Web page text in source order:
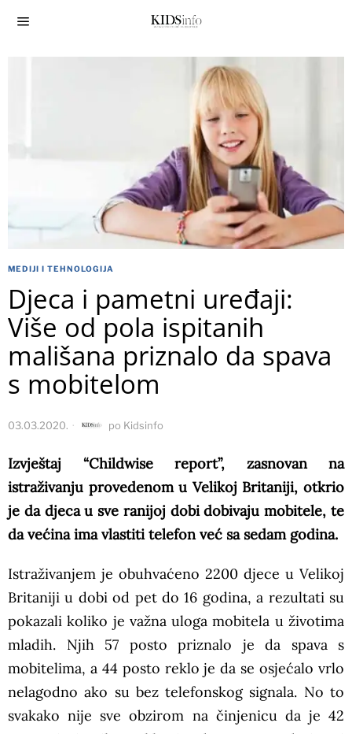
MEDIJI I TEHNOLOGIJA
Djeca i pametni uređaji:
Više od pola ispitanih
mališana priznalo da spava
s mobitelom
03.03.2020. po Kidsinfo
Izvještaj “Childwise report”, zasnovan na
istraživanju provedenom u Velikoj Britaniji, otkrio
je da djeca u sve ranijoj dobi dobivaju mobitele, te
da većina ima vlastiti telefon već sa sedam godina.
Istraživanjem je obuhvaćeno 2200 djece u Velikoj
Britaniji u dobi od pet do 16 godina, a rezultati su
pokazali koliko je važna uloga mobitela u životima
mladih. Njih 57 posto priznalo je da spava s
mobitelima, a 44 posto reklo je da se osjećalo vrlo
nelagodno ako su bez telefonskog signala. No to
svakako nije sve obzirom na činjenicu da je 42